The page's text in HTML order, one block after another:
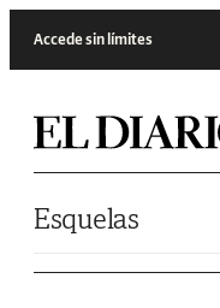
Accede sin límites
Esquelas